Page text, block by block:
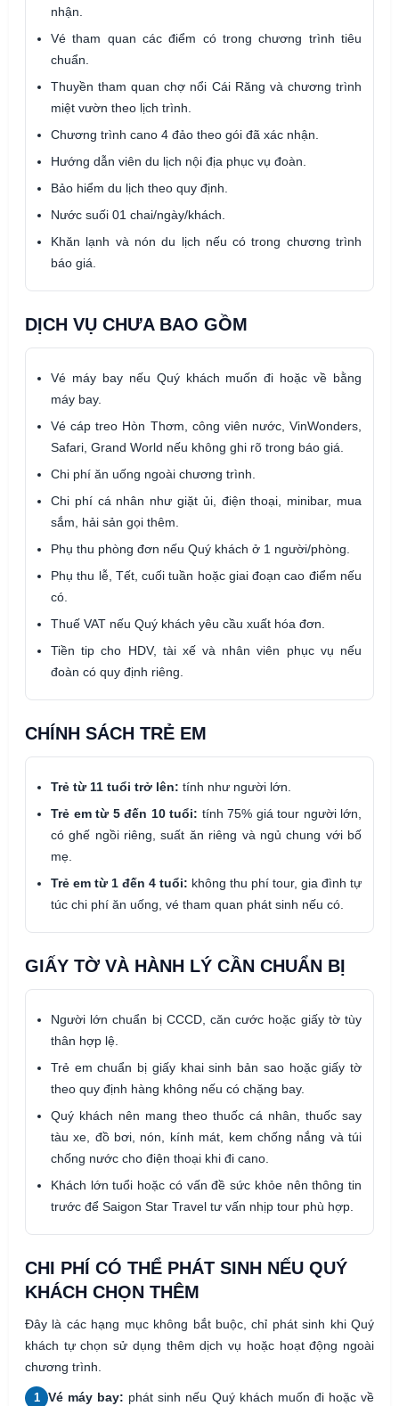
nhận.
Vé tham quan các điểm có trong chương trình tiêu
chuẩn.
Thuyền tham quan chợ nổi Cái Răng và chương trình
miệt vườn theo lịch trình.
Chương trình cano 4 đảo theo gói đã xác nhận.
Hướng dẫn viên du lịch nội địa phục vụ đoàn.
Bảo hiểm du lịch theo quy định.
Nước suối 01 chai/ngày/khách.
Khăn lạnh và nón du lịch nếu có trong chương trình
báo giá.
DỊCH VỤ CHƯA BAO GỒM
Vé máy bay nếu Quý khách muốn đi hoặc về bằng
máy bay.
Vé cáp treo Hòn Thơm, công viên nước, VinWonders,
Safari, Grand World nếu không ghi rõ trong báo giá.
Chi phí ăn uống ngoài chương trình.
Chi phí cá nhân như giặt ủi, điện thoại, minibar, mua
sắm, hải sản gọi thêm.
Phụ thu phòng đơn nếu Quý khách ở 1 người/phòng.
Phụ thu lễ, Tết, cuối tuần hoặc giai đoạn cao điểm nếu
có.
Thuế VAT nếu Quý khách yêu cầu xuất hóa đơn.
Tiền tip cho HDV, tài xế và nhân viên phục vụ nếu
đoàn có quy định riêng.
CHÍNH SÁCH TRẺ EM
Trẻ từ 11 tuổi trở lên: tính như người lớn.
Trẻ em từ 5 đến 10 tuổi: tính 75% giá tour người lớn,
có ghế ngồi riêng, suất ăn riêng và ngủ chung với bố
mẹ.
Trẻ em từ 1 đến 4 tuổi: không thu phí tour, gia đình tự
túc chi phí ăn uống, vé tham quan phát sinh nếu có.
GIẤY TỜ VÀ HÀNH LÝ CẦN CHUẨN BỊ
Người lớn chuẩn bị CCCD, căn cước hoặc giấy tờ tùy
thân hợp lệ.
Trẻ em chuẩn bị giấy khai sinh bản sao hoặc giấy tờ
theo quy định hàng không nếu có chặng bay.
Quý khách nên mang theo thuốc cá nhân, thuốc say
tàu xe, đồ bơi, nón, kính mát, kem chống nắng và túi
chống nước cho điện thoại khi đi cano.
Khách lớn tuổi hoặc có vấn đề sức khỏe nên thông tin
trước để Saigon Star Travel tư vấn nhịp tour phù hợp.
CHI PHÍ CÓ THỂ PHÁT SINH NẾU QUÝ
KHÁCH CHỌN THÊM
Đây là các hạng mục không bắt buộc, chỉ phát sinh khi Quý
khách tự chọn sử dụng thêm dịch vụ hoặc hoạt động ngoài
chương trình.
1 Vé máy bay: phát sinh nếu Quý khách muốn đi hoặc về